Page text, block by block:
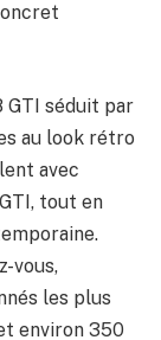
GTI séduit par
au look rétro
avec
tout en
vous,
les plus
environ 350